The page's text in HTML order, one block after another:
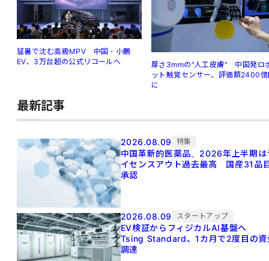
猛暑で沈む高級MPV 中国・小鵬
EV、3万台超の公式リコールへ
厚さ3mmの"人工皮膚" 中国発ロ
ット触覚センサー、評価額2400
に
最新記事
2026.08.09 特集
中国革新的医薬品、2026年上半期は
イセンスアウト過去最高 国産31品
承認
2026.08.09 スタートアップ
EV検証からフィジカルAI基盤へ
Tsing Standard、1カ月で2度目の資
調達